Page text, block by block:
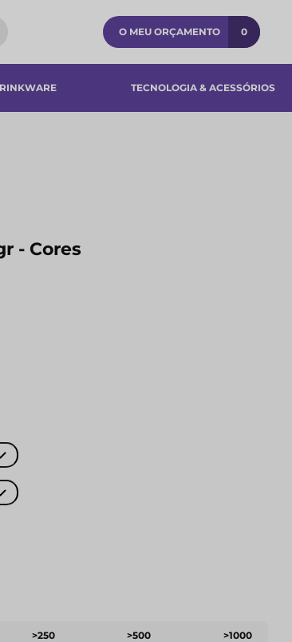
O MEU ORÇAMENTO 0
TECNOLOGIA & ACESSÓRIOS​
- Cores
>250 >500 >1000